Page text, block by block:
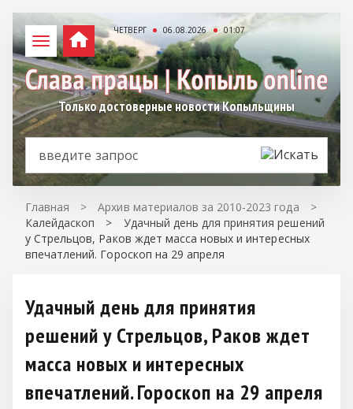
ЧЕТВЕРГ 06.08.2026 01:07
Только достоверные новости Копыльщины
Главная > Архив материалов за 2010-2023 года
>
Калейдаскоп
>
Удачный день для принятия решений
у Стрельцов, Раков ждет масса новых и интересных
впечатлений. Гороскоп на 29 апреля
Удачный день для принятия
решений у Стрельцов, Раков ждет
масса новых и интересных
впечатлений. Гороскоп на 29 апреля